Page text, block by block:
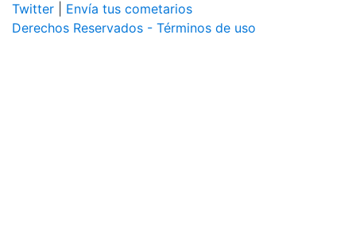
Twitter
Envía tus cometarios
Derechos Reservados - Términos de uso